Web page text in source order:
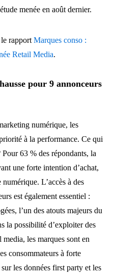
menée en août dernier.
rapport Marques conso :
Retail Media.
pour 9 annonceurs
numérique, les
à la performance. Ce qui
63 % des répondants, la
une forte intention d’achat,
L’accès à des
est également essentiel :
l’un des atouts majeurs du
la possibilité d’exploiter des
les marques sont en
consommateurs à forte
les données first party et les